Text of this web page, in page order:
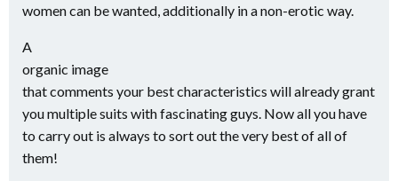
women can be wanted, additionally in a non-erotic way.
A
organic image
that comments your best characteristics will already grant
you multiple suits with fascinating guys. Now all you have
to carry out is always to sort out the very best of all of
them!